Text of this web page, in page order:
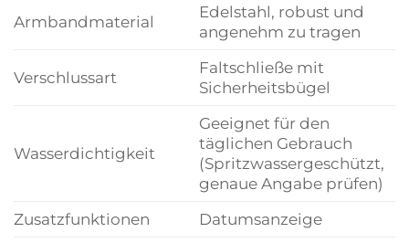
Armbandmaterial
Edelstahl, robust und
angenehm zu tragen
Verschlussart
Faltschließe mit
Sicherheitsbügel
Wasserdichtigkeit
Geeignet für den
täglichen Gebrauch
(Spritzwassergeschützt,
genaue Angabe prüfen)
Zusatzfunktionen
Datumsanzeige